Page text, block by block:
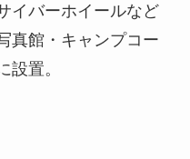
イバーホイールなど
真館・キャンプコー
設置。